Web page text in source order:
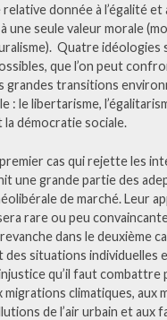
relative donnée à l’égalité et
une seule valeur morale
Quatre idéologies
que l’on peut
grandes transitions
: le libertarisme,
la démocratie sociale.
cas qui rejette les
une grande partie des
de marché. Leur
rare ou peu
dans le deuxième
des situations individuelles
qu’il faut combattre
migrations climatiques, aux
de l’air urbain et aux